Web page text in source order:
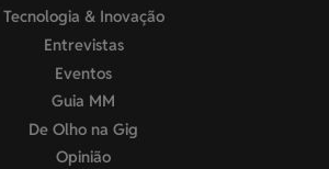
Tecnologia & Inovação
Entrevistas
Eventos
Guia MM
De Olho na Gig
Opinião